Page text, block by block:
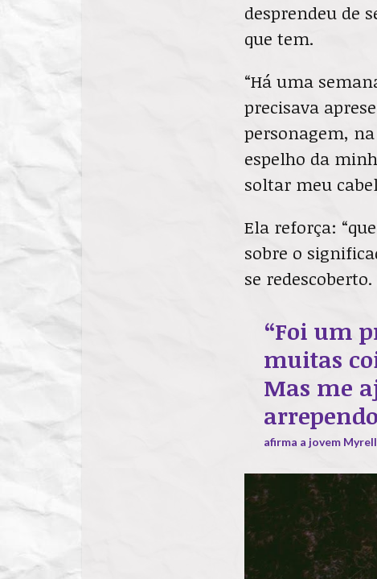
desprendeu de
que tem.
“Há uma
precisava
personagem,
espelho da
soltar meu
Ela reforça:
sobre o
se redescoberto.
“Foi um
muitas
Mas me
afirma a jovem